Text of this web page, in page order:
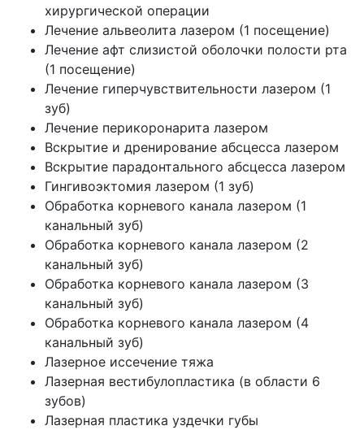
хирургической операции
Лечение альвеолита лазером (1 посещение)
Лечение афт слизистой оболочки полости рта
(1 посещение)
Лечение гиперчувствительности лазером (1
зуб)
Лечение перикоронарита лазером
Вскрытие и дренирование абсцесса лазером
Вскрытие парадонтального абсцесса лазером
Гингивоэктомия лазером (1 зуб)
Обработка корневого канала лазером (1
канальный зуб)
Обработка корневого канала лазером (2
канальный зуб)
Обработка корневого канала лазером (3
канальный зуб)
Обработка корневого канала лазером (4
канальный зуб)
Лазерное иссечение тяжа
Лазерная вестибулопластика (в области 6
зубов)
Лазерная пластика уздечки губы